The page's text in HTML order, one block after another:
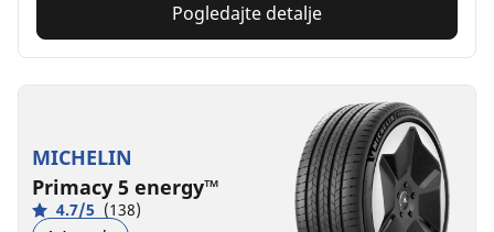
Pogledajte detalje
MICHELIN
Primacy 5 energy™
4.7/5 (138)